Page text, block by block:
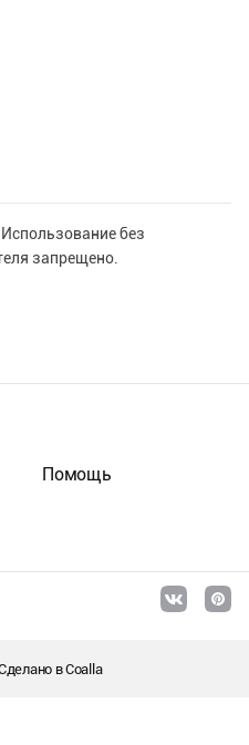
без
запрещено.
Помощь
вCoalla